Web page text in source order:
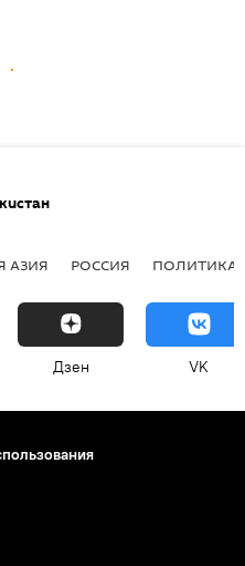
АЗИЯ РОССИЯ ПОЛИТИКА
Дзен VK